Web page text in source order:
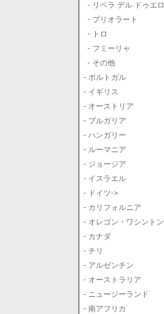
- リベラ デル ドゥエロ
- プリオラート
- トロ
- フミーリャ
- その他
- ポルトガル
- イギリス
- オーストリア
- ブルガリア
- ハンガリー
- ルーマニア
- ジョージア
- イスラエル
- ドイツ->
- カリフォルニア
- オレゴン・ワシントン
- カナダ
- チリ
- アルゼンチン
- オーストラリア
- ニュージーランド
- 南アフリカ